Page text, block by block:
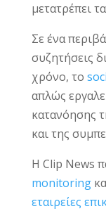
μετατρέπει
Σε ένα
συζητήσεις
χρόνο, το
απλώς
κατανόησης
και της
Η Clip News
monitoring
εταιρείες